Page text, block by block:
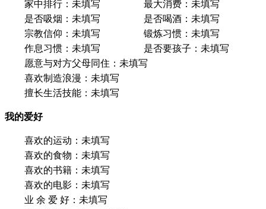
家中排行： 未填写 最大消费： 未填写
是否吸烟： 未填写 是否喝酒： 未填写
宗教信仰： 未填写 锻炼习惯： 未填写
作息习惯： 未填写 是否要孩子： 未填写
愿意与对方父母同住： 未填写
喜欢制造浪漫： 未填写
擅长生活技能： 未填写
我的爱好
喜欢的运动： 未填写
喜欢的食物： 未填写
喜欢的书籍： 未填写
喜欢的电影： 未填写
业 余 爱 好： 未填写